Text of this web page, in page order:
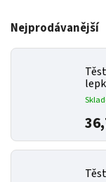
Nejprodávanější